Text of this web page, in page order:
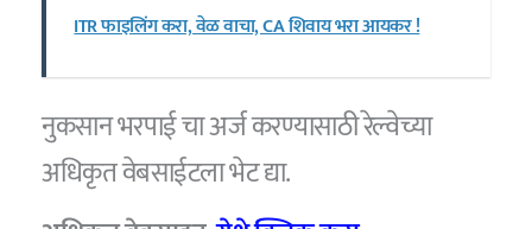
ITR फाइलिंग करा, वेळ वाचा, CA शिवाय भरा आयकर !
नुकसान भरपाई चा अर्ज करण्यासाठी रेल्वेच्या
अधिकृत वेबसाईटला भेट द्या.